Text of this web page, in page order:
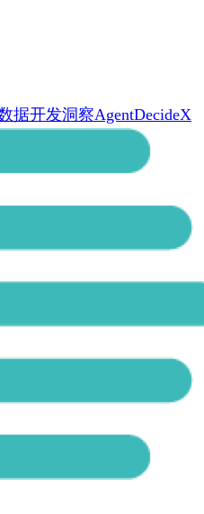
据开发洞察AgentDecideX